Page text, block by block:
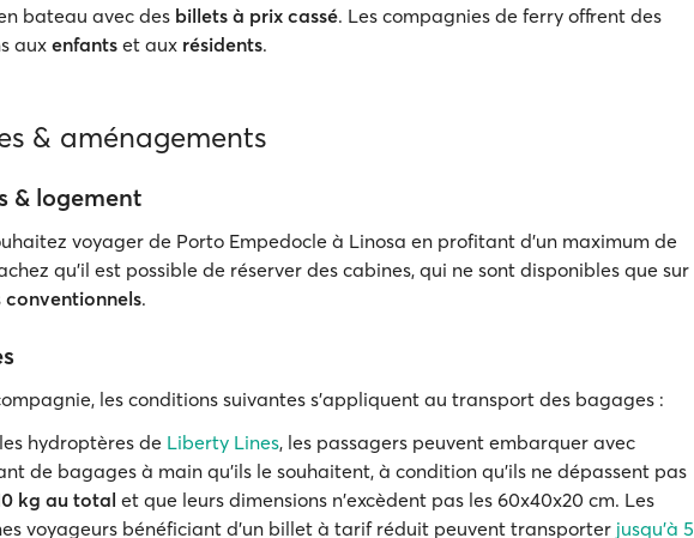
bateau avec des billets à prix cassé. Les compagnies de ferry offrent des
auxenfants et aux résidents.
& aménagements
& logement
voyager de Porto Empedocle à Linosa en profitant d'un maximum de
qu'il est possible de réserver des cabines, qui ne sont disponibles que sur
conventionnels.
les conditions suivantes s'appliquent au transport des bagages :
hydroptères de Liberty Lines, les passagers peuvent embarquer avec
de bagages à main qu'ils le souhaitent, à condition qu'ils ne dépassent pas
kg au total et que leurs dimensions n'excèdent pas les 60x40x20 cm. Les
voyageurs bénéficiant d'un billet à tarif réduit peuvent transporter jusqu'à 5